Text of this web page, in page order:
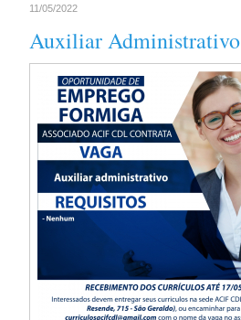
11/05/2022
Auxiliar Administrativo